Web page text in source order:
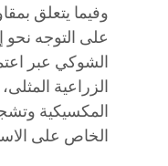
وفيما يتعلق
على التوجه نحو
الشوكي عبر
الزراعية
المكسيكية
الخاص على